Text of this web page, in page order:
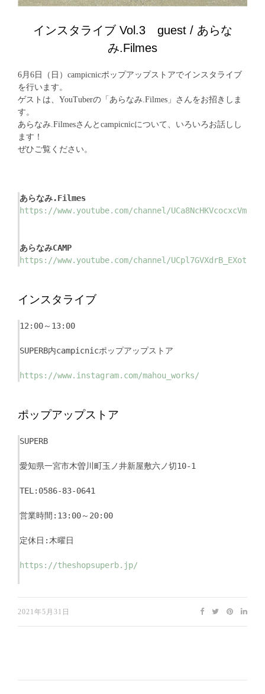
インスタライブ Vol.3 guest / あらな
み.Filmes
6月6日（日）campicnicポップアップストアでインスタライブ
を行います。
ゲストは、YouTuberの「あらなみ.Filmes」さんをお招きしま
す。
あらなみ.Filmesさんとcampicnicについて、いろいろお話しし
ます！
ぜひご覧ください。
あらなみ.Filmes
https://www.youtube.com/channel/UCa8NcHKVcocxcVmn2A-
あらなみCAMP
https://www.youtube.com/channel/
インスタライブ
12:00～13:00
SUPERB内campicnicポップアップストア
https://www.instagram.com/mahou_works/
ポップアップストア
SUPERB
愛知県一宮市木曽川町玉ノ井新屋敷六ノ切10-1
TEL:0586-83-0641
営業時間:13:00～20:00
定休日:木曜日
https://theshopsuperb.jp/
2021年5月31日